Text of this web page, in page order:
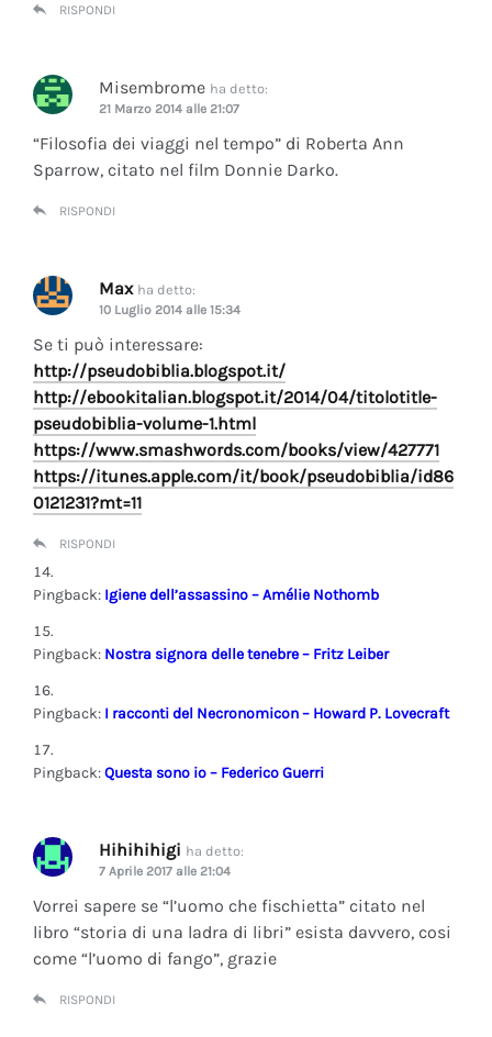
RISPONDI
Misembrome ha detto:
21 Marzo 2014 alle 21:07
“Filosofia dei viaggi nel tempo” di Roberta Ann
Sparrow, citato nel film Donnie Darko.
RISPONDI
Max ha detto:
10 Luglio 2014 alle 15:34
Se ti può interessare:
http://pseudobiblia.blogspot.it/
http://ebookitalian.blogspot.it/2014/04/titolotitle-
pseudobiblia-volume-1.html
https://www.smashwords.com/books/view/427771
https://itunes.apple.com/it/book/pseudobiblia/id86
0121231?mt=11
RISPONDI
Pingback: Igiene dell’assassino – Amélie Nothomb
Pingback: Nostra signora delle tenebre – Fritz Leiber
Pingback: I racconti del Necronomicon – Howard P. Lovecraft
Pingback:Questa sono io – Federico Guerri
Hihihihigi ha detto:
7 Aprile 2017 alle 21:04
Vorrei sapere se “l’uomo che fischietta” citato nel
libro “storia di una ladra di libri” esista davvero, cosi
come “l’uomo di fango”, grazie
RISPONDI